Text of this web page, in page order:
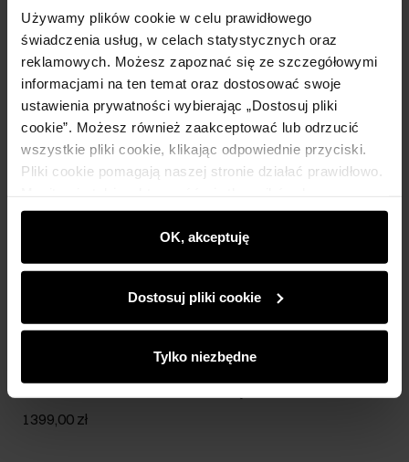
Używamy plików cookie w celu prawidłowego
świadczenia usług, w celach statystycznych oraz
reklamowych. Możesz zapoznać się ze szczegółowymi
informacjami na ten temat oraz dostosować swoje
ustawienia prywatności wybierając „Dostosuj pliki
cookie”. Możesz również zaakceptować lub odrzucić
wszystkie pliki cookie, klikając odpowiednie przyciski.
Pliki cookie pomagają naszej stronie działać prawidłowo.
wyświetlać im dopasowane do ich preferencji treści,
rekomendacje oraz komunikaty reklamowe informujące o
najnowszych promocjach w e-sklepie. Informacje o tym,
partnerom społecznościowym, reklamowym i
analitycznym. Partnerzy mogą połączyć te informacje z
podczas korzystania z ich usług.
OK, akceptuję
Dostosuj pliki cookie
Tylko niezbędne
Premium NEW20
1399,00 zł